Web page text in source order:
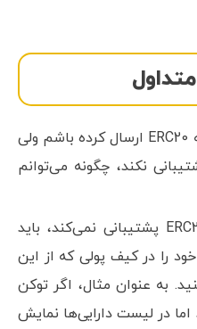
اگر ارز دیجیتالم را به شبکه ERC20 ارسال کرده باشم ولی
نکند، چگونه می‌توانم
اگر کیف پول شما از شبکه ERC20 پشتیبانی نمی‌کند، باید
را در کیف پولی که از این
به عنوان مثال، اگر توکن
اما در لیست دارایی‌ها نمایش